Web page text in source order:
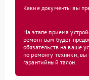
Какие документы вы
На этапе приема
ремонт вам будет
обязательств на ваше
по ремонту техники,
гарантийный талон.